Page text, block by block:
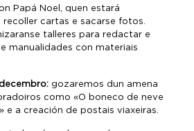
Papá Noel, quen estará
recoller cartas e sacarse fotos.
talleres para redactar e
manualidades con materiais
gozaremos dun amena
como «O boneco de neve
e a creación de postais viaxeiras.